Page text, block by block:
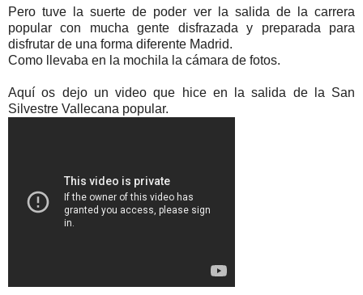
Pero tuve la suerte de poder ver la salida de la carrera
popular con mucha gente disfrazada y preparada para
disfrutar de una forma diferente Madrid.
Como llevaba en la mochila la cámara de fotos.
Aquí os dejo un video que hice en la salida de la San
Silvestre Vallecana popular.